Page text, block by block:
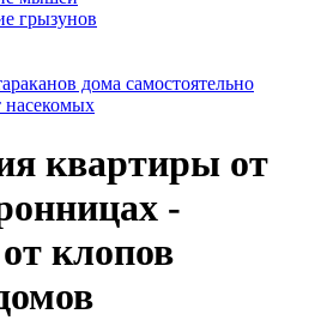
грызунов
дома самостоятельно
насекомых
квартиры от
-
клопов